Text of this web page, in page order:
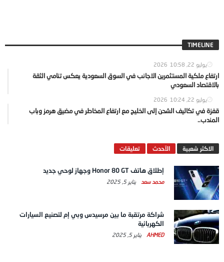
TIMELINE
يوليو 22, 2026 10:58
ارتفاع ملكية المستثمرين الاجانب في السوق السعودية يعكس تنامي الثقة
بالاقتصاد السعودي
يوليو 22, 2026 10:24
قفزة في تكاليف الشحن إلى الخليج مع ارتفاع المخاطر في مضيق هرمز وباب
المندب..
الاكثر شعبية الآحدث تعليقات
إطلاق هاتف Honor 80 GT وجهاز لوحي جديد
محمد سعد يناير 5, 2025
شراكة مرتقبة ما بين مرسيدس وبي إم لتصنيع السيارات
الكهربائية
AHMED يناير 5, 2025